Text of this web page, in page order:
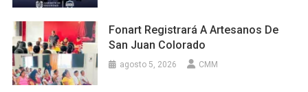
Fonart Registrará A Artesanos De
San Juan Colorado
agosto 5, 2026 CMM